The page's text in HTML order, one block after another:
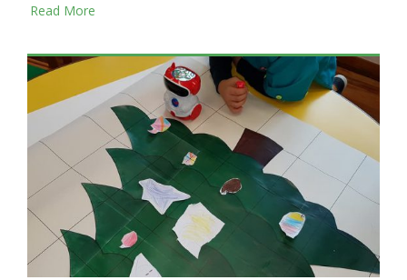
Read More